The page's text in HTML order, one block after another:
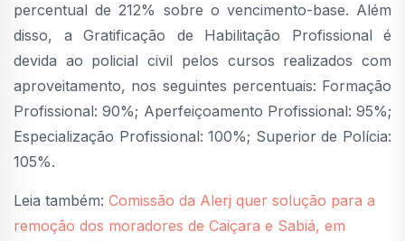
percentual de 212% sobre o vencimento-base. Além
disso, a Gratificação de Habilitação Profissional é
devida ao policial civil pelos cursos realizados com
aproveitamento, nos seguintes percentuais: Formação
Profissional: 90%; Aperfeiçoamento Profissional: 95%;
Especialização Profissional: 100%; Superior de Polícia:
105%.
Leia também: Comissão da Alerj quer solução para a
remoção dos moradores de Caiçara e Sabiá, em